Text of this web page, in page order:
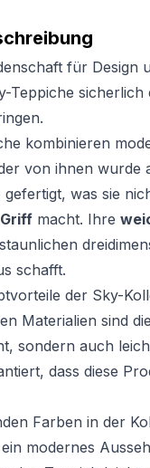
für Design
Teppiche
kombinieren
von ihnen wurde
gefertigt, was sie
macht. Ihre
schafft.
der Sky-
Materialien sind
sondern auch
dass diese
Farben in der
modernes